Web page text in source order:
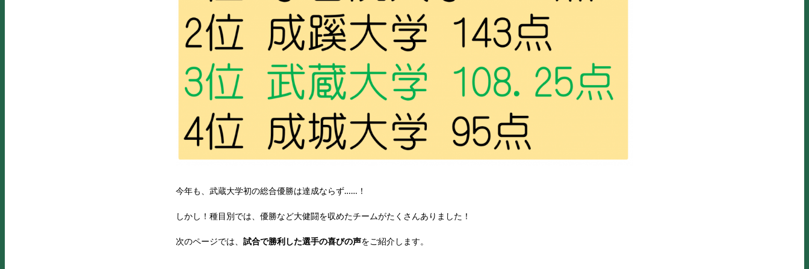
今年も、武蔵大学初の総合優勝は達成ならず……！
しかし！種目別では、優勝など大健闘を収めたチームがたくさんありました！
次のページでは、 試合で勝利した選手の喜びの声をご紹介します。